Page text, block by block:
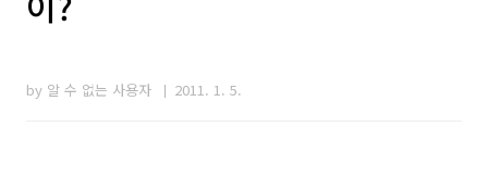
by 알 수 없는 사용자 2011. 1. 5.